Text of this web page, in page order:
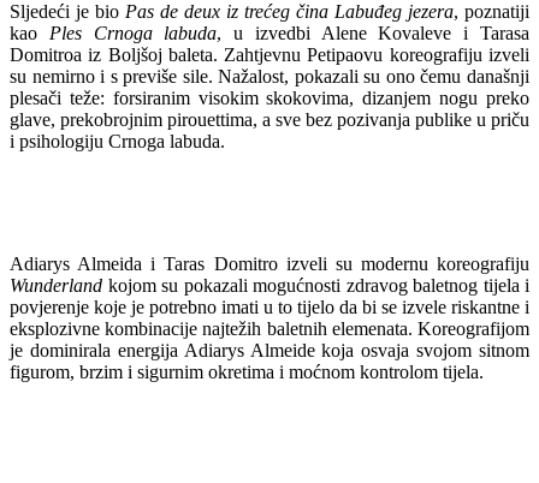
Sljedeći je bio Pas de deux iz trećeg čina Labuđeg jezera, poznatiji
kao Ples Crnoga labuda, u izvedbi Alene Kovaleve i Tarasa
Domitroa iz Boljšoj baleta. Zahtjevnu Petipaovu koreografiju izveli
su nemirno i s previše sile. Nažalost, pokazali su ono čemu današnji
plesači teže: forsiranim visokim skokovima, dizanjem nogu preko
glave, prekobrojnim pirouettima, a sve bez pozivanja publike u priču
i psihologiju Crnoga labuda.
Adiarys Almeida i Taras Domitro izveli su modernu koreografiju
Wunderland kojom su pokazali mogućnosti zdravog baletnog tijela i
povjerenje koje je potrebno imati u to tijelo da bi se izvele riskantne i
eksplozivne kombinacije najtežih baletnih elemenata. Koreografijom
je dominirala energija Adiarys Almeide koja osvaja svojom sitnom
figurom, brzim i sigurnim okretima i moćnom kontrolom tijela.